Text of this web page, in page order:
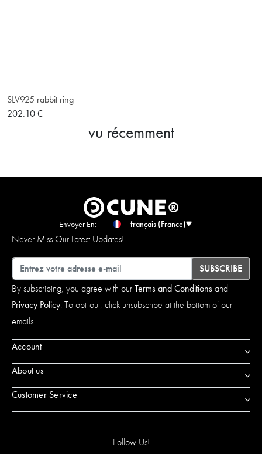
SLV925 rabbit ring
202.10 €
vu récemment
Envoyer En: français (France)
Never Miss Our Latest Updates!
Email
SUBSCRIBE
By subscribing, you agree with ourTerms and Conditionsand
Privacy Policy. To opt-out, click unsubscribe at the bottom of our
emails.
Account
About us
Customer Service
Follow Us!